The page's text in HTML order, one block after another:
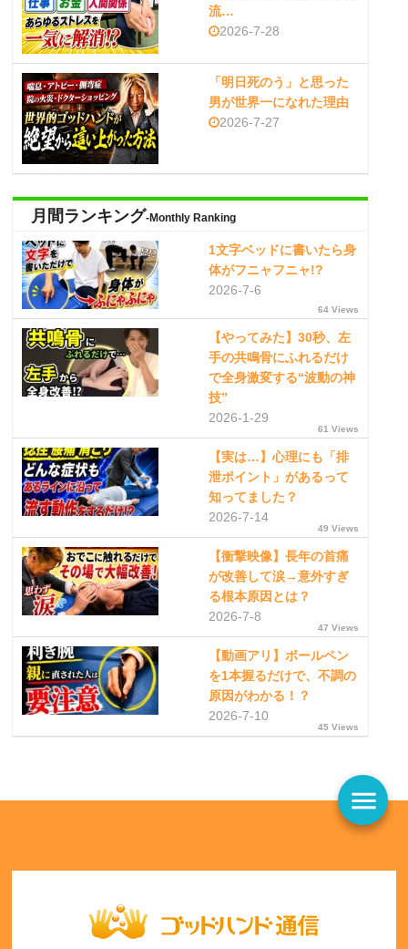
流…
2026-7-28
「明日死のう」と思った
男が世界一になれた理由
2026-7-27
月間ランキング-Monthly Ranking
1文字ベッドに書いたら身
体がフニャフニャ!?
2026-7-6
64 Views
【やってみた】30秒、左
手の共鳴骨にふれるだけ
で全身激変する“波動の神
技”
2026-1-29
61 Views
【実は…】心理にも「排
泄ポイント」があるって
知ってました？
2026-7-14
49 Views
【衝撃映像】長年の首痛
が改善して涙→意外すぎ
る根本原因とは？
2026-7-8
47 Views
【動画アリ】ボールペン
を1本握るだけで、不調の
原因がわかる！？
2026-7-10
45 Views
menu